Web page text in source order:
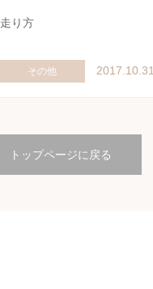
走り方
その他 2017.10.31
トップページに戻る